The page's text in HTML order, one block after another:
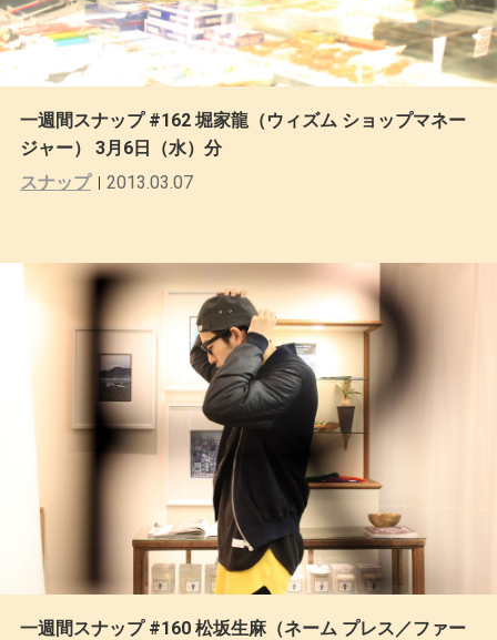
一週間スナップ #162 堀家龍（ウィズム ショップマネー
ジャー） 3月6日（水）分
スナップ
2013.03.07
一週間スナップ #160 松坂生麻（ネーム プレス／ファー